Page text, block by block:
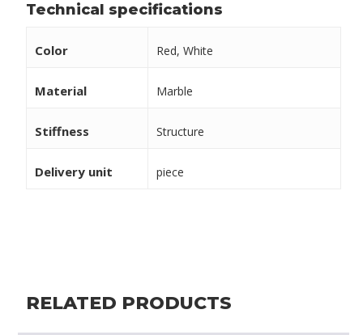
Technical specifications
Color Red, White
Material Marble
Stiffness Structure
Delivery unit piece
RELATED PRODUCTS